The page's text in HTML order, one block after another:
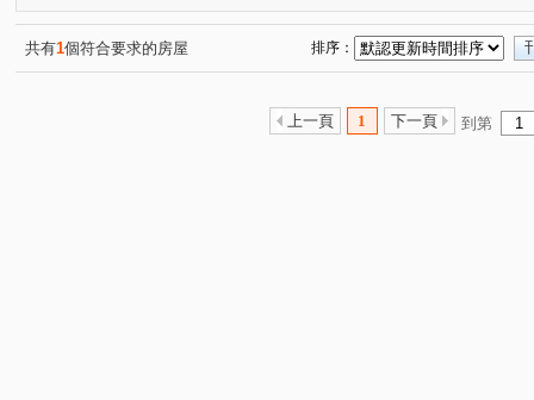
光復路一段(2) 自強六街(1) 寶山路二段(1) 長春路三段
新莊街(1) 安康街(1) 龍山西路(1) 寶山路
華安街(1) 東興路(1) 東興路一段(1)
共有1個符合要求的房屋 排序：
上一頁 1 下一頁 到第